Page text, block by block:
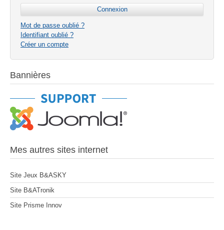
Mot de passe oublié ?
Identifiant oublié ?
Créer un compte
Bannières
Mes autres sites internet
Site Jeux B&ASKY
Site B&ATronik
Site Prisme Innov